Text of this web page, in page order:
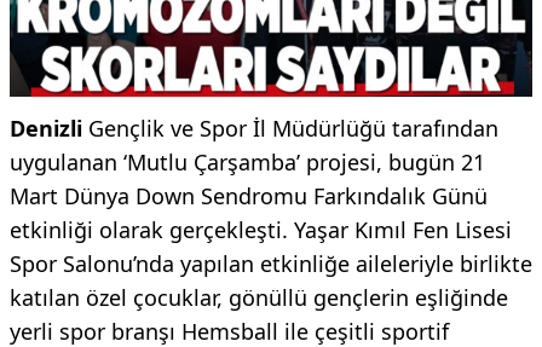
Denizli Gençlik ve Spor İl Müdürlüğü tarafından
uygulanan ‘Mutlu Çarşamba’ projesi, bugün 21
Mart Dünya Down Sendromu Farkındalık Günü
etkinliği olarak gerçekleşti. Yaşar Kımıl Fen Lisesi
Spor Salonu’nda yapılan etkinliğe aileleriyle birlikte
katılan özel çocuklar, gönüllü gençlerin eşliğinde
yerli spor branşı Hemsball ile çeşitli sportif